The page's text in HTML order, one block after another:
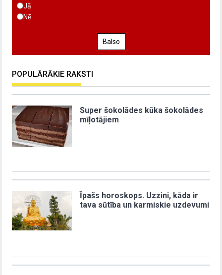
Jā
Nē
Balso
POPULĀRĀKIE RAKSTI
Super šokolādes kūka šokolādes
mīļotājiem
Īpašs horoskops. Uzzini, kāda ir
tava sūtība un karmiskie uzdevumi